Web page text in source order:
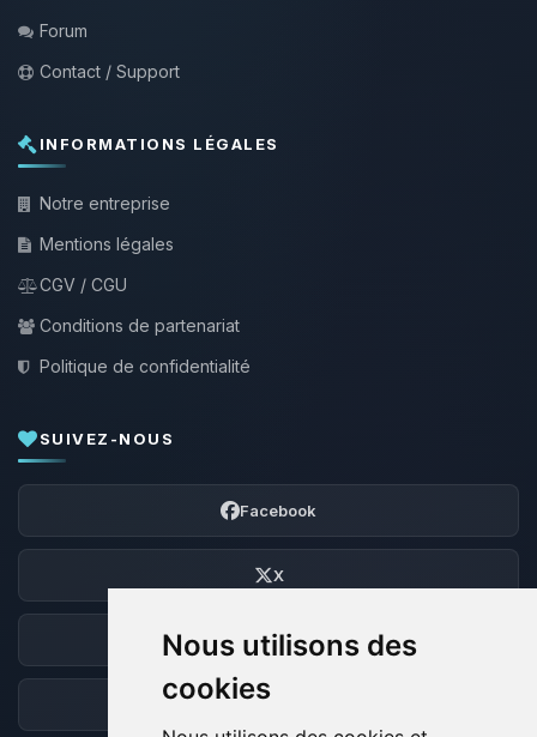
Nous utilisons des
cookies
Forum
Contact / Support
INFORMATIONS LÉGALES
Notre entreprise
Mentions légales
CGV / CGU
Conditions de partenariat
Politique de confidentialité
SUIVEZ-NOUS
Facebook
X
Discord
Forum